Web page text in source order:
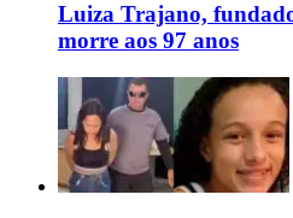
Luiza Trajano,
morre aos 97 anos